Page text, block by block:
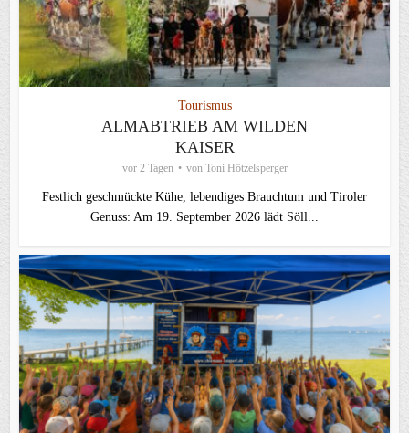
Tourismus
ALMABTRIEB AM WILDEN
KAISER
vor 2 Tagen von Toni Hötzelsperger
Festlich geschmückte Kühe, lebendiges Brauchtum und Tiroler
Genuss: Am 19. September 2026 lädt Söll...